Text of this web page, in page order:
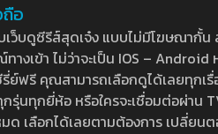
อ
เว็บดูซีรีส์สุดเจ๋ง แบบไม่มีโฆษณากั้
างเข้า ไม่ว่าจะเป็น IOS –
ย์ฟรี คุณสามารถเลือกดูได้เลยทุกเ
รุ่นทุกยี่ห้อ หรือใครจะเชื่อมต่อผ่าน
ด เลือกได้เลยตามต้องการ เปลี่ยน